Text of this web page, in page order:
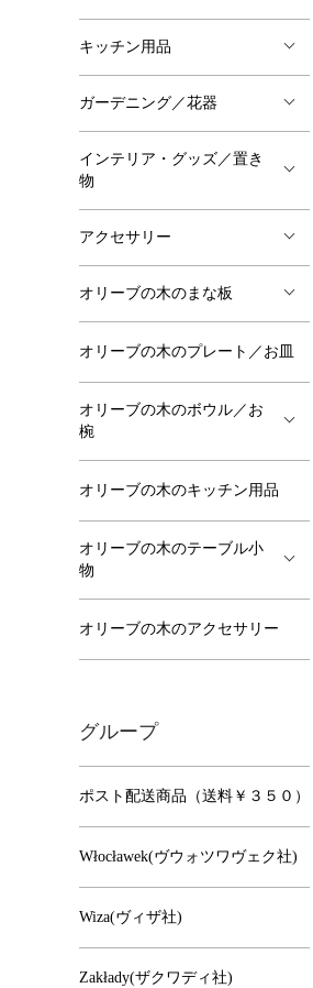
キッチン用品
ガーデニング／花器
インテリア・グッズ／置き
物
アクセサリー
オリーブの木のまな板
オリーブの木のプレート／お皿
オリーブの木のボウル／お
椀
オリーブの木のキッチン用品
オリーブの木のテーブル小
物
オリーブの木のアクセサリー
グループ
ポスト配送商品（送料￥３５０）
Włocławek(ヴウォツワヴェク社)
Wiza(ヴィザ社)
Zakłady(ザクワディ社)